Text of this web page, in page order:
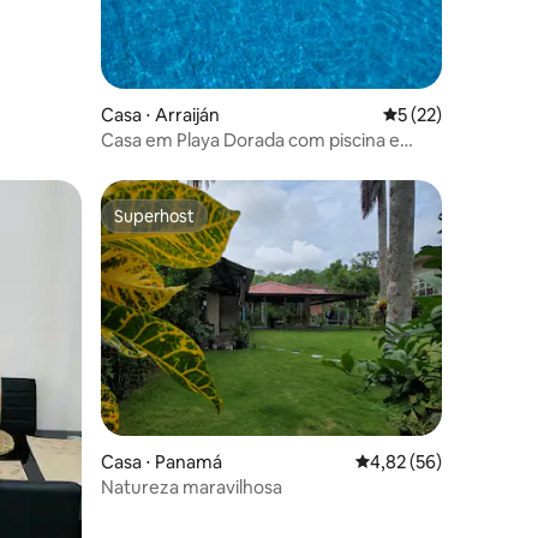
Casa ⋅ Arraiján 5 de uma
5 (22)
Casa em Playa Dorada com piscina e
Superhost
Superhost
Casa ⋅ Panamá 4,82 de uma
4,82 (56)
Natureza maravilhosa